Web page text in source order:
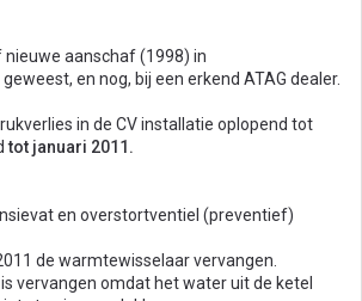
nieuwe aanschaf (1998) in
en nog, bij een erkend ATAG dealer.
in de CV installatie oplopend tot
tot januari 2011.
en overstortventiel (preventief)
de warmtewisselaar vervangen.
vervangen omdat het water uit de ketel